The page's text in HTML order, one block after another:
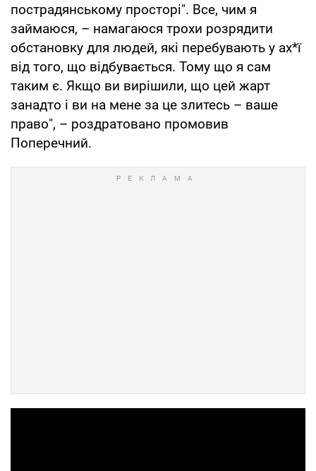
пострадянському просторі". Все, чим я
займаюся, – намагаюся трохи розрядити
обстановку для людей, які перебувають у ах*ї
від того, що відбувається. Тому що я сам
таким є. Якщо ви вирішили, що цей жарт
занадто і ви на мене за це злитесь – ваше
право", – роздратовано промовив
Поперечний.